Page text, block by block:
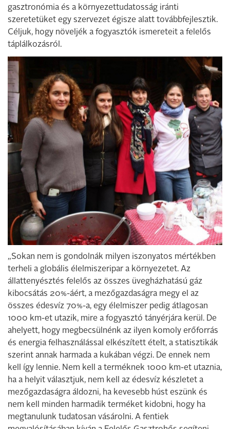
gasztronómia és a környezettudatosság iránti
szeretetüket egy szervezet égisze alatt továbbfejlesztik.
Céljuk, hogy növeljék a fogyasztók ismereteit a felelős
táplálkozásról.
„Sokan nem is gondolnák milyen iszonyatos mértékben
terheli a globális élelmiszeripar a környezetet. Az
állattenyésztés felelős az összes üvegházhatású gáz
kibocsátás 20%-áért, a mezőgazdaságra megy el az
összes édesvíz 70%-a, egy élelmiszer pedig átlagosan
1000 km-et utazik, mire a fogyasztó tányérjára kerül. De
ahelyett, hogy megbecsülnénk az ilyen komoly erőforrás
és energia felhasználással elkészített ételt, a statisztikák
szerint annak harmada a kukában végzi. De ennek nem
kell így lennie. Nem kell a terméknek 1000 km-et utaznia,
ha a helyit választjuk, nem kell az édesvíz készletet a
mezőgazdaságra áldozni, ha kevesebb húst eszünk és
nem kell minden harmadik terméket kidobni, hogy ha
megtanulunk tudatosan vásárolni. A fentiek